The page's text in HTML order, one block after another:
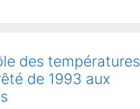
des températures
de 1993 aux